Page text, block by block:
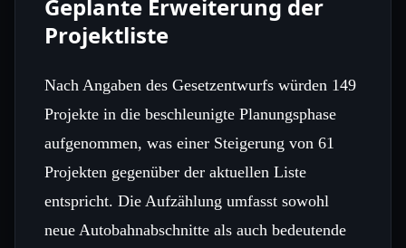
Geplante Erweiterung der
Projektliste
Nach Angaben des Gesetzentwurfs würden 149
Projekte in die beschleunigte Planungsphase
aufgenommen, was einer Steigerung von 61
Projekten gegenüber der aktuellen Liste
entspricht. Die Aufzählung umfasst sowohl
neue Autobahnabschnitte als auch bedeutende